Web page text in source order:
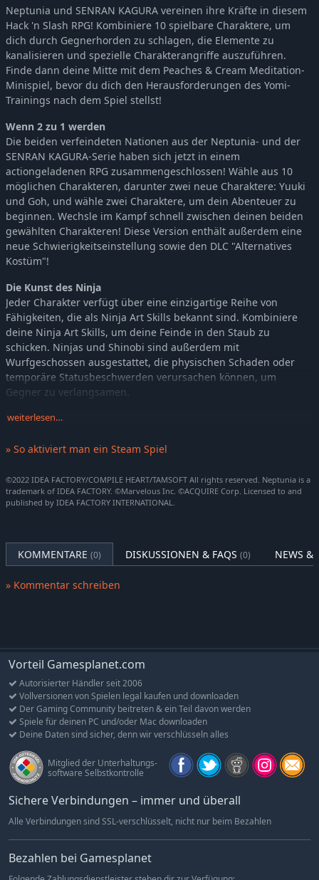
Cyberdimension Neptunia: 4 Goddesses Online -71% 8,46€
Hyperdimension Neptunia Re;Birth1 -58% 6,23€
Neptunia und SENRAN KAGURA vereinen ihre Kräfte in diesem
Hack 'n Slash RPG! Kombiniere 10 spielbare Charaktere, um
dich durch Gegnerhorden zu schlagen, die Elemente zu
kanalisieren und spezielle Charakterangriffe auszuführen.
Finde dann deine Mitte mit dem Peaches & Cream Meditation-
Minispiel, bevor du dich den Herausforderungen des Yomi-
Trainings nach dem Spiel stellst!
Wenn 2 zu 1 werden
Die beiden verfeindeten Nationen aus der Neptunia- und der
SENRAN KAGURA-Serie haben sich jetzt in einem
actiongeladenen RPG zusammengeschlossen! Wähle aus 10
möglichen Charakteren, darunter zwei neue Charaktere: Yuuki
und Goh, und wähle zwei Charaktere, um dein Abenteuer zu
beginnen. Wechsle im Kampf schnell zwischen deinen beiden
gewählten Charakteren! Diese Version enthält außerdem eine
neue Schwierigkeitseinstellung sowie den DLC "Alternatives
Kostüm"!
Die Kunst des Ninja
Jeder Charakter verfügt über eine einzigartige Reihe von
Fähigkeiten, die als Ninja Art Skills bekannt sind. Kombiniere
deine Ninja Art Skills, um deine Feinde in den Staub zu
schicken. Ninjas und Shinobi sind außerdem mit
Wurfgeschossen ausgestattet, die physischen Schaden oder
temporäre Statusbeschwerden verursachen können, um
Gegner zu verlangsamen.
Stylin' mit Geist-Edelsteinen
Statusverbesserungen! Die Legende besagt, dass das
sogar noch größere Boosts bringen kann...
Du bist ein echter Ninja-Krieger?Finde deine Mitte mit dem
mit dem Post-Game-Inhalt Yomi-Training testen! Erfahrene
Ninjas und Shinobi können sich durch 8 verschiedene
Prüfungen spielen, die jeweils mit schwierigen
der Nationen zunahm, stiegen die Spannungen zwischen den
beiden großen Nationen, von denen jede eine der großen
Kampfkunstschulen beherbergte.
Der Compa-Stil, der die auf der Kommandotechnik basierenden
Ninja-Künste beherrscht. Der Honeypa-Stil, der die Ninja-
Künste beherrschte, die auf der Aktionstechnik beruhten.
Die beiden Lager befanden sich in einem gnadenlosen
Wettstreit um die Vorherrschaft, doch während sie weiter
kämpften, griff eine geheimnisvolle Armee mechanischer
Ninjas an.
Nationen im Handumdrehen, und der Anführer der Steeme
weiterlesen…
» So aktiviert man ein Steam Spiel
©2022 IDEA FACTORY/COMPILE HEART/TAMSOFT All rights reserved. Neptunia is a
trademark of IDEA FACTORY. ©Marvelous Inc. ©ACQUIRE Corp. Licensed to and
published by IDEA FACTORY INTERNATIONAL.
KOMMENTARE (0) DISKUSSIONEN & FAQS (0) NEWS &
» Kommentar schreiben
Vorteil Gamesplanet.com
Autorisierter Händler seit 2006
Vollversionen von Spielen legal kaufen und downloaden
Der Gaming Community beitreten & ein Teil davon werden
Spiele für deinen PC und/oder Mac downloaden
Deine Daten sind sicher, denn wir verschlüsseln alles
Mitglied der Unterhaltungs-
software Selbstkontrolle
Sichere Verbindungen – immer und überall
Alle Verbindungen sind SSL-verschlüsselt, nicht nur beim Bezahlen
Bezahlen bei Gamesplanet